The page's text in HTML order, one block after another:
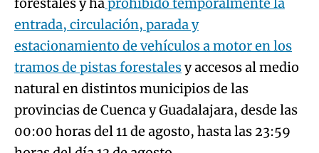
forestales y haprohibido temporalmente la
entrada, circulación, parada y
estacionamiento de vehículos a motor en los
tramos de pistas forestalesy accesos al medio
natural en distintos municipios de las
provincias de Cuenca y Guadalajara, desde las
00:00 horas del 11 de agosto, hasta las 23:59